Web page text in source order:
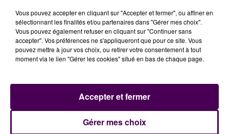
au fil des Zéniths et des Arénas.
C'est dans le cadre de cette tournée qu'on pourra la
voir au Zénith de Rouen le 24 avril et au Zénith
d'Orléans le 7 juin !
Amel Bent dans le Sweet Café
Vous pouvez accepter en cliquant sur "Accepter et fermer", ou affiner en
sélectionnant les finalités et/ou partenaires dans "Gérer mes choix".
Vous pouvez également refuser en cliquant sur "Continuer sans
accepter". Vos préférences ne s'appliqueront que pour ce site. Vous
pouvez mettre à jour vos choix, ou retirer votre consentement à tout
moment via le lien "Gérer les cookies" situé en bas de chaque page.
Gérer mes choix
Accepter et fermer